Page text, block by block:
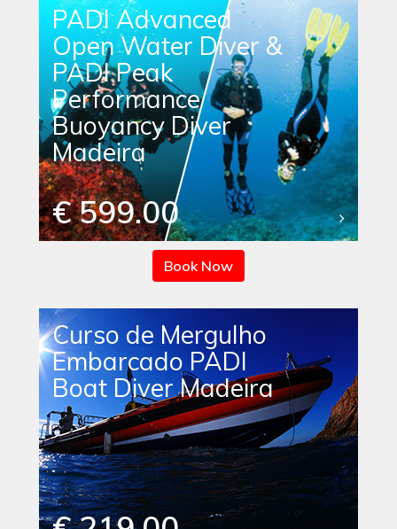
PADI Advanced
Open Water Diver &
PADI Peak
Performance
Buoyancy Diver
Madeira
€ 599.00
Book Now
Curso de Mergulho
Embarcado PADI
Boat Diver Madeira